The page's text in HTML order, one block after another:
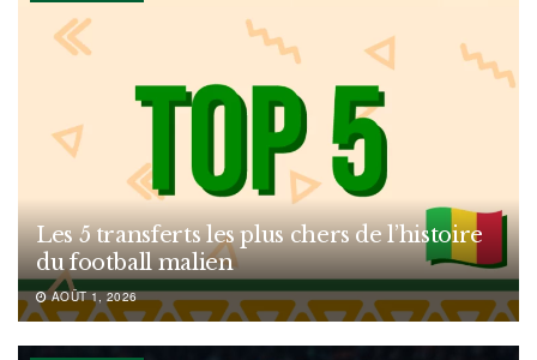
Les 5 transferts les plus chers de l’histoire
du football malien
AOÛT 1, 2026